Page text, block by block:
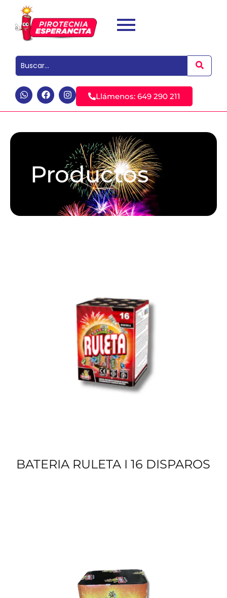
Llámenos: 649 290 211
Productos
BATERIA RULETA I 16 DISPAROS